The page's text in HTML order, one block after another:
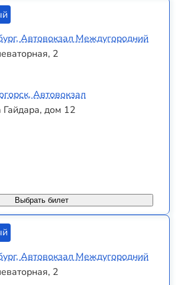
Автовокзал Междугородний
2
Автовокзал
Гайдара, дом 12
Выбрать билет
Автовокзал Междугородний
2